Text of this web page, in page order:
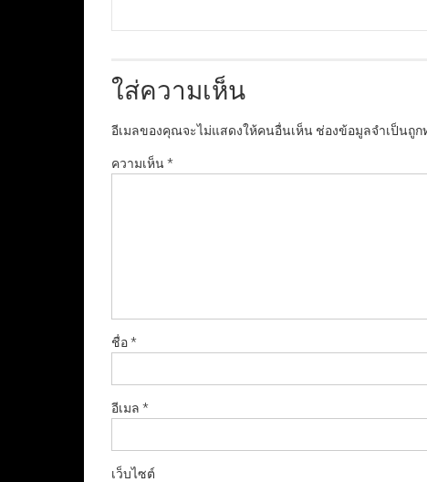
ใส่ความเห็น
อีเมลของคุณจะไม่แสดงให้คนอื่นเห็น ช่องข้อมูลจำเป็นถูก
ความเห็น*
ชื่อ*
อีเมล *
เว็บไซต์